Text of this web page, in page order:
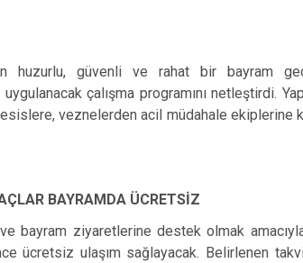
huzurlu, güvenli ve rahat bir bayram
çalışma programını netleştirdi.
veznelerden acil müdahale
BAYRAMDA ÜCRETSİZ
ve bayram ziyaretlerine destek olmak
ücretsiz ulaşım sağlayacak. Belirlenen